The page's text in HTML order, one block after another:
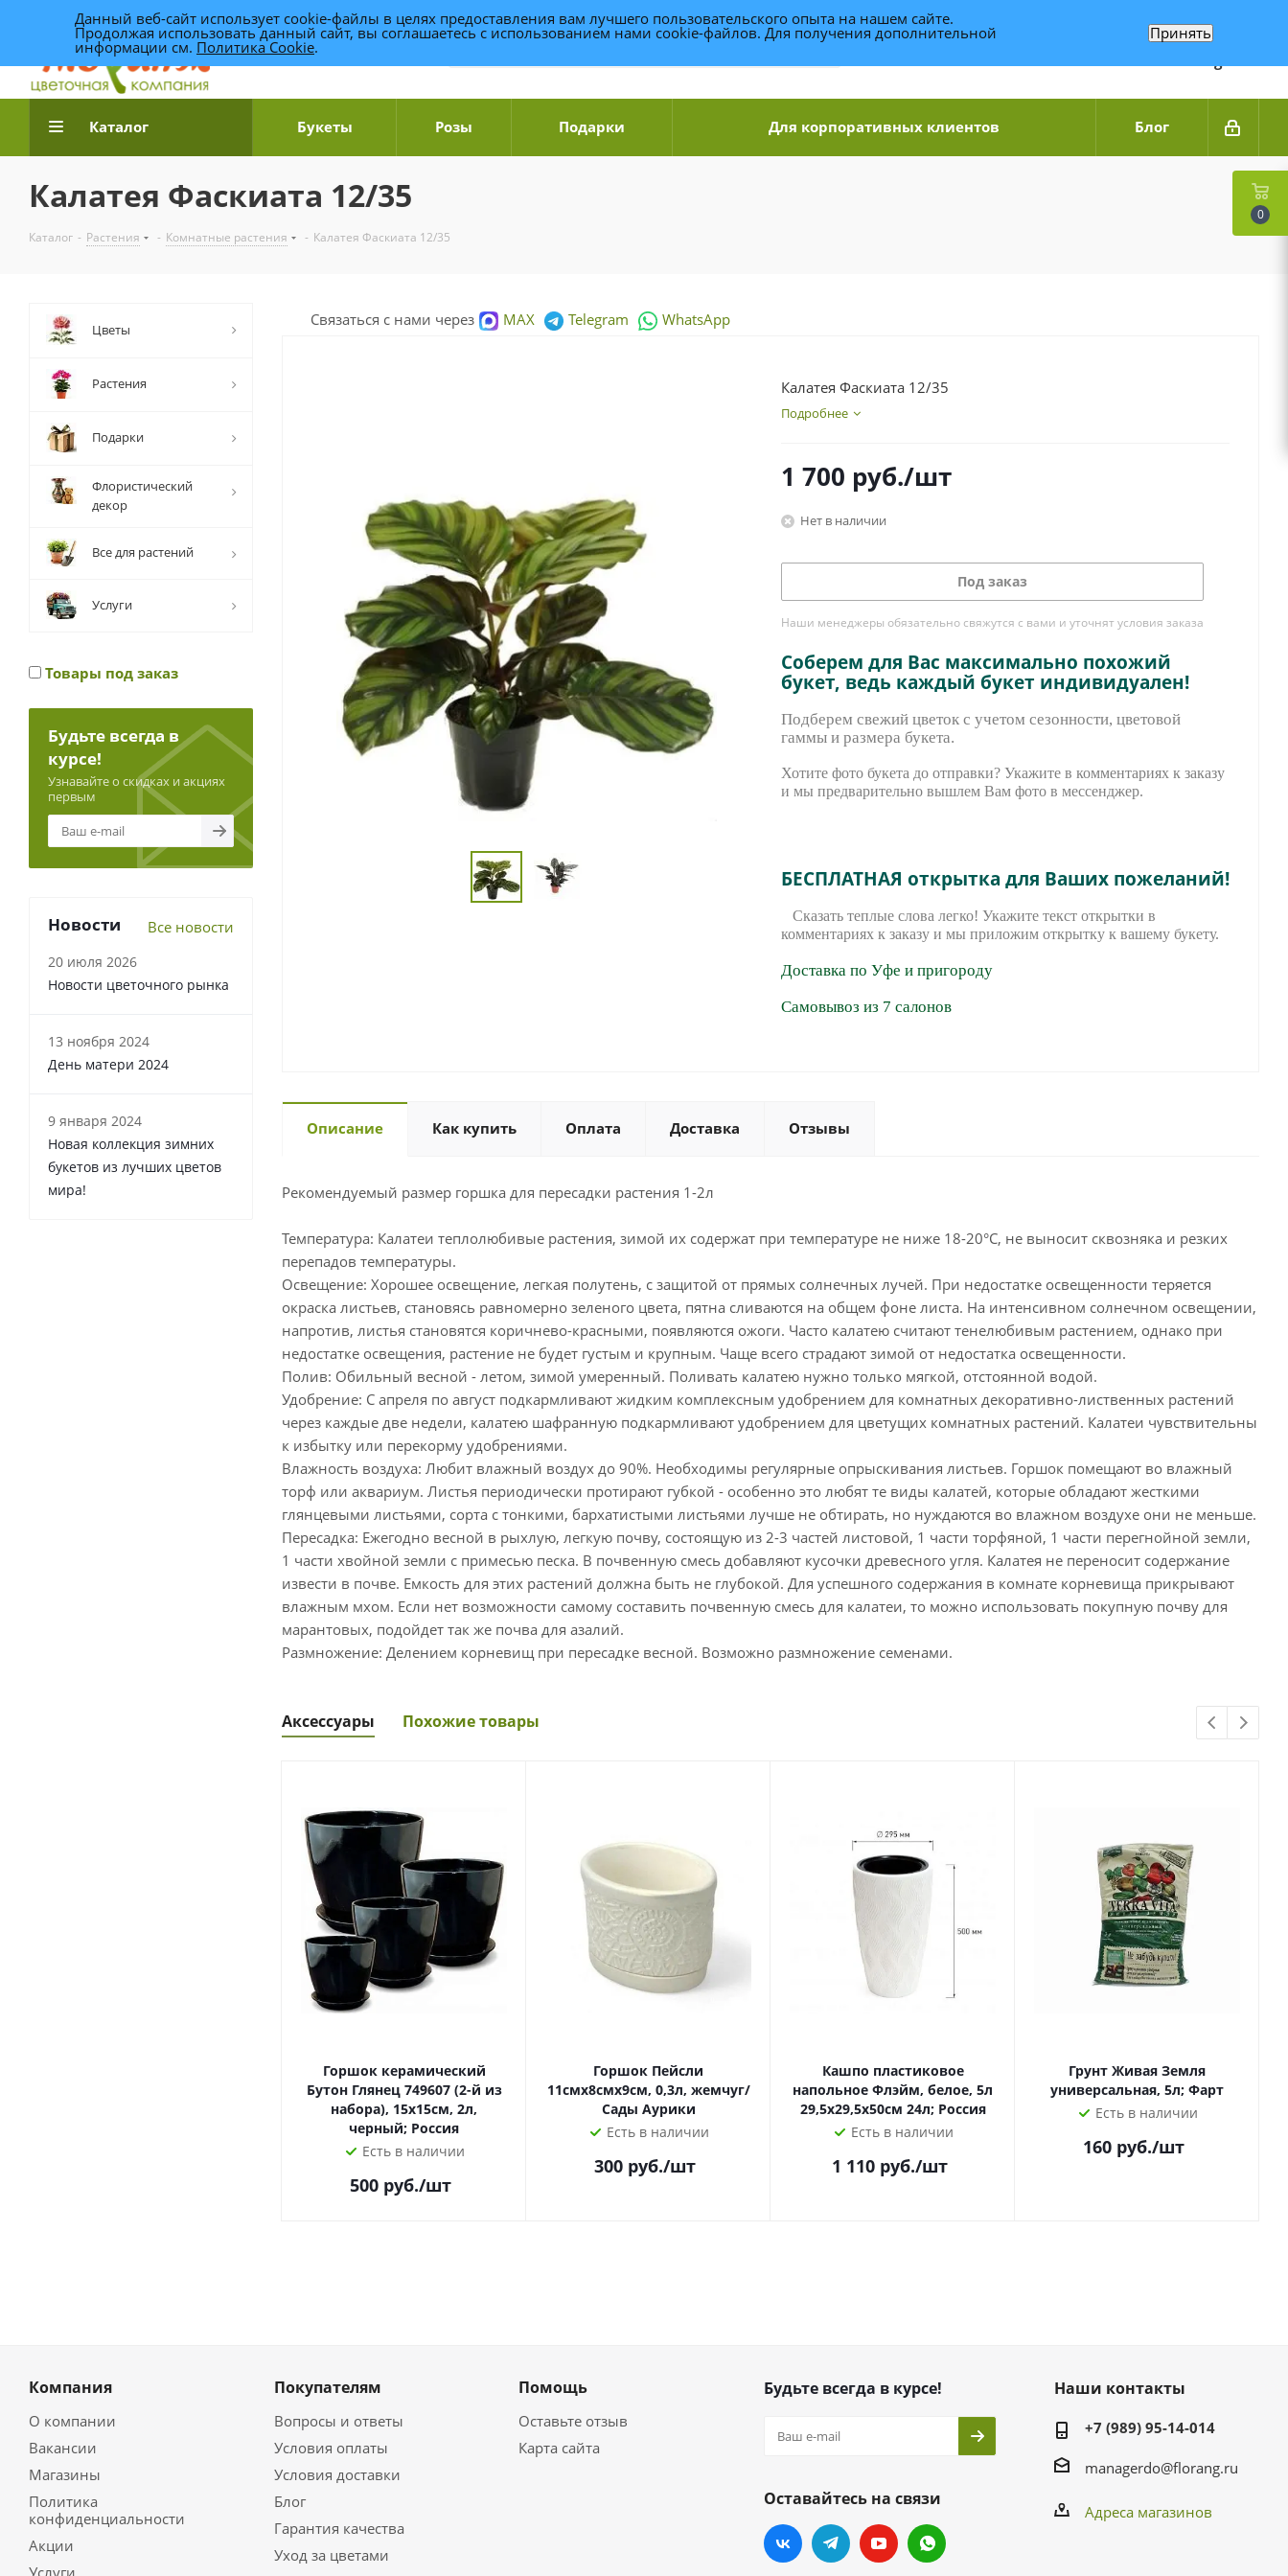
Доставка цветов по Уфе +7 (989) 95-14-014
Связаться по WhatsApp
Каталог Букеты Розы Подарки Для корпоративных клиентов Блог
Калатея Фаскиата 12/35
Каталог - Растения - Комнатные растения - Калатея Фаскиата 12/35
Связаться с нами через MAX Telegram WhatsApp
Калатея Фаскиата 12/35
Подробнее
1 700 руб./шт
Нет в наличии
Под заказ
Наши менеджеры обязательно свяжутся с вами и уточнят условия заказа
Соберем для Вас максимально похожий
букет, ведь каждый букет индивидуален!
Подберем свежий цветок с учетом сезонности, цветовой
гаммы и размера букета.
Хотите фото букета до отправки? Укажите в комментариях к заказу
и мы предварительно вышлем Вам фото в мессенджер.
БЕСПЛАТНАЯ открытка для Ваших пожеланий!
Сказать теплые слова легко! Укажите текст открытки в
комментариях к заказу и мы приложим открытку к вашему букету.
Доставка по Уфе и пригороду
Самовывоз из 7 салонов
Описание Как купить Оплата Доставка Отзывы
Рекомендуемый размер горшка для пересадки растения 1-2л
Температура: Калатеи теплолюбивые растения, зимой их содержат при температуре не ниже 18-20°С, не выносит сквозняка и резких
перепадов температуры.
Освещение: Хорошее освещение, легкая полутень, с защитой от прямых солнечных лучей. При недостатке освещенности теряется
окраска листьев, становясь равномерно зеленого цвета, пятна сливаются на общем фоне листа. На интенсивном солнечном освещении,
напротив, листья становятся коричнево-красными, появляются ожоги. Часто калатею считают тенелюбивым растением, однако при
недостатке освещения, растение не будет густым и крупным. Чаще всего страдают зимой от недостатка освещенности.
Полив: Обильный весной - летом, зимой умеренный. Поливать калатею нужно только мягкой, отстоянной водой.
Удобрение: С апреля по август подкармливают жидким комплексным удобрением для комнатных декоративно-лиственных растений
через каждые две недели, калатею шафранную подкармливают удобрением для цветущих комнатных растений. Калатеи чувствительны
к избытку или перекорму удобрениями.
Влажность воздуха: Любит влажный воздух до 90%. Необходимы регулярные опрыскивания листьев. Горшок помещают во влажный
торф или аквариум. Листья периодически протирают губкой - особенно это любят те виды калатей, которые обладают жесткими
глянцевыми листьями, сорта с тонкими, бархатистыми листьями лучше не обтирать, но нуждаются во влажном воздухе они не меньше.
Пересадка: Ежегодно весной в рыхлую, легкую почву, состоящую из 2-3 частей листовой, 1 части торфяной, 1 части перегнойной земли,
1 части хвойной земли с примесью песка. В почвенную смесь добавляют кусочки древесного угля. Калатея не переносит содержание
извести в почве. Емкость для этих растений должна быть не глубокой. Для успешного содержания в комнате корневища прикрывают
влажным мхом. Если нет возможности самому составить почвенную смесь для калатеи, то можно использовать покупную почву для
марантовых, подойдет так же почва для азалий.
Размножение: Делением корневищ при пересадке весной. Возможно размножение семенами.
Аксессуары Похожие товары
Горшок керамический
Бутон Глянец 749607 (2-й из
набора), 15х15см, 2л,
черный; Россия
Есть в наличии
500 руб./шт
Горшок Пейсли
11смх8смх9см, 0,3л, жемчуг/
Сады Аурики
Есть в наличии
300 руб./шт
Кашпо пластиковое
напольное Флэйм, белое, 5л
29,5х29,5х50см 24л; Россия
Есть в наличии
1 110руб./шт
Грунт Живая Земля
универсальная, 5л; Фарт
Есть в наличии
160 руб./шт
Цветы
Растения
Подарки
Флористический
декор
Все для растений
Услуги
Товары под заказ
Будьте всегда в
курсе!
Узнавайте о скидках и акциях
первым
Новости Все новости
20 июля 2026
Новости цветочного рынка
13 ноября 2024
День матери 2024
9 января 2024
Новая коллекция зимних
букетов из лучших цветов
мира!
Компания
О компании
Вакансии
Магазины
Политика
конфиденциальности
Акции
Услуги
Покупателям
Вопросы и ответы
Условия оплаты
Условия доставки
Блог
Гарантия качества
Уход за цветами
Помощь
Оставьте отзыв
Карта сайта
Будьте всегда в курсе!
Оставайтесь на связи
Наши контакты
+7 (989) 95-14-014
managerdo@florang.ru
Адреса магазинов
0
Данный веб-сайт использует cookie-файлы в целях предоставления вам лучшего пользовательского опыта на нашем сайте.
Продолжая использовать данный сайт, вы соглашаетесь с использованием нами cookie-файлов. Для получения дополнительной
информации см. Политика Cookie.
Принять